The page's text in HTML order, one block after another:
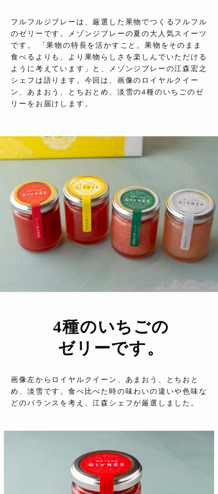
フルフルジブレーは、厳選した果物でつくるフルフル
のゼリーです。メゾンジブレーの夏の大人気スイーツ
です。 「果物の特長を活かすこと。果物をそのまま
食べるよりも、より果物らしさを楽しんでいただける
ように考えています」と、メゾンジブレーの江森宏之
シェフは語ります。今回は、画像のロイヤルクイー
ン、あまおう、とちおとめ、淡雪の4種のいちごのゼ
リーをお届けします。
4種のいちごの
ゼリーです。
画像左からロイヤルクイーン、あまおう、とちおと
め、淡雪です。食べ比べた時の味わいの違いや色味な
どのバランスを考え、江森シェフが厳選しました。